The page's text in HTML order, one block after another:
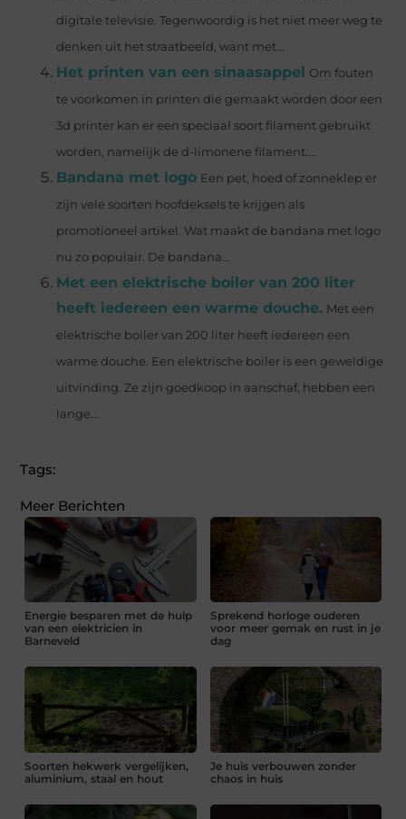
digitale televisie. Tegenwoordig is het niet meer weg te
denken uit het straatbeeld, want met...
Het printen van een sinaasappel Om fouten
te voorkomen in printen die gemaakt worden door een
3d printer kan er een speciaal soort filament gebruikt
worden, namelijk de d-limonene filament....
Bandana met logo Een pet, hoed of zonneklep er
zijn vele soorten hoofdeksels te krijgen als
promotioneel artikel. Wat maakt de bandana met logo
nu zo populair. De bandana...
Met een elektrische boiler van 200 liter
heeft iedereen een warme douche. Met een
elektrische boiler van 200 liter heeft iedereen een
warme douche. Een elektrische boiler is een geweldige
uitvinding. Ze zijn goedkoop in aanschaf, hebben een
lange...
Tags:
Meer Berichten
Energie besparen met de hulp
van een elektricien in
Barneveld
Sprekend horloge ouderen
voor meer gemak en rust in je
dag
Soorten hekwerk vergelijken,
aluminium, staal en hout
Je huis verbouwen zonder
chaos in huis